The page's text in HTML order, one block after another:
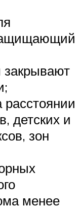
закрывают
расстоянии
детских и
зон
менее